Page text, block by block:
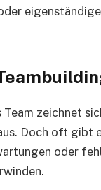
zeichnet
Doch oft gibt
oder